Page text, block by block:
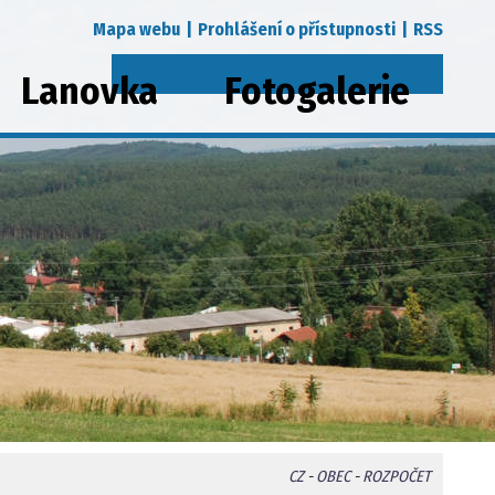
Mapa webu Prohlášení o přístupnosti RSS
Lanovka Fotogalerie
CZ-OBEC-ROZPOČET